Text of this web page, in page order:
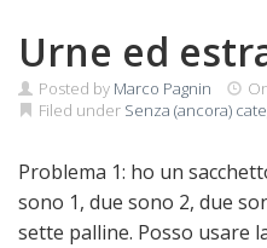
Urne ed
Posted by Marco Pagnin
Filed under Senza (ancora)
Problema 1: ho un
sono 1, due sono 2, due
sette palline. Posso usare